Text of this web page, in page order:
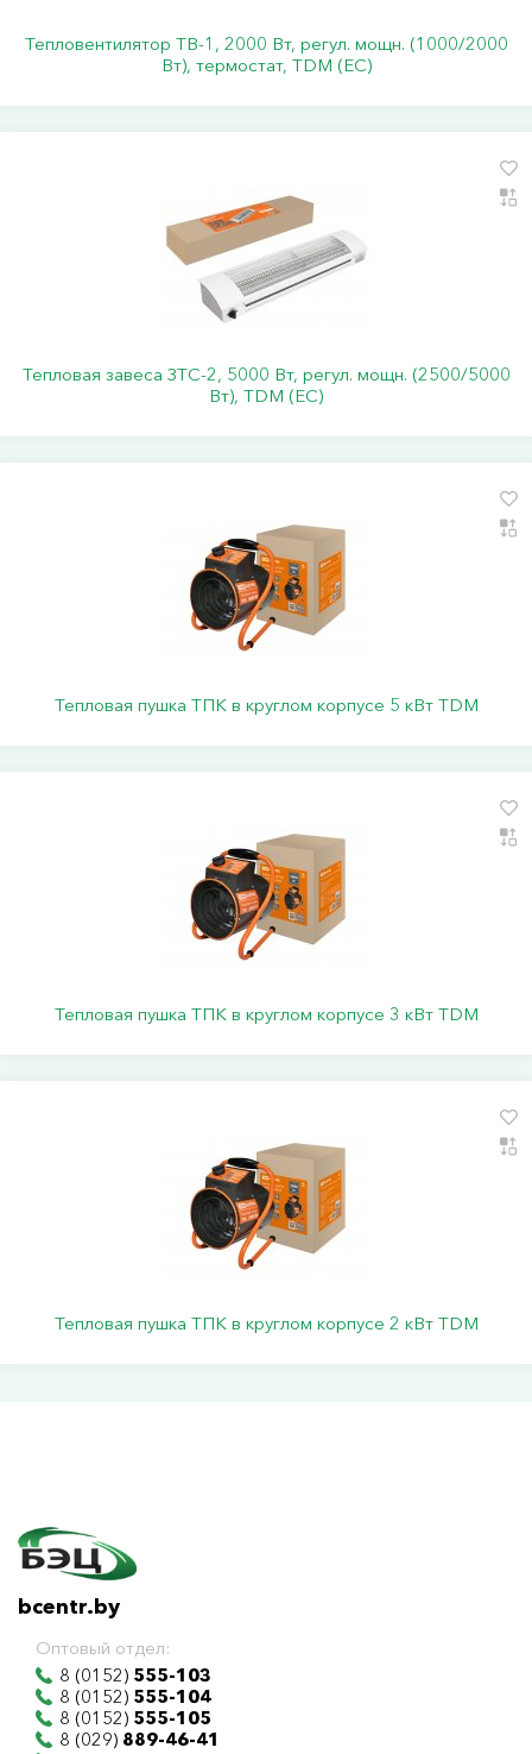
Тепловентилятор ТВ-1, 2000 Вт, регул. мощн. (1000/2000
Вт), термостат, TDM (ЕС)
Тепловая завеса ЗТС-2, 5000 Вт, регул. мощн. (2500/5000
Вт), TDM (ЕС)
Тепловая пушка ТПК в круглом корпусе 5 кВт TDM
Тепловая пушка ТПК в круглом корпусе 3 кВт TDM
Тепловая пушка ТПК в круглом корпусе 2 кВт TDM
bcentr.by
Оптовый отдел:
8 (0152) 555-103
8 (0152) 555-104
8 (0152) 555-105
8 (029) 889-46-41